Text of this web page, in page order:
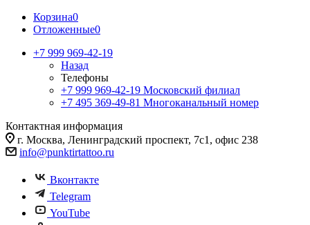
Корзина0
Отложенные0
+7 999 969-42-19
Назад
Телефоны
+7 999 969-42-19 Московский филиал
+7 495 369-49-81 Многоканальный номер
Контактная информация
г. Москва, Ленинградский проспект, 7с1, офис 238
info@punktirtattoo.ru
Вконтакте
Telegram
YouTube